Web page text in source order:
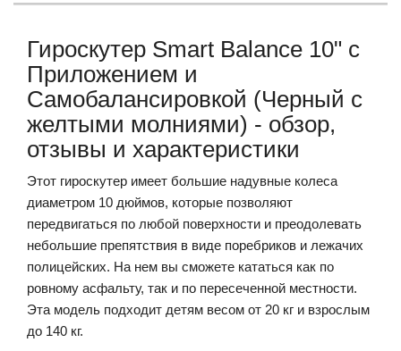
Гироскутер Smart Balance 10" c
Приложением и
Самобалансировкой (Черный с
желтыми молниями) - обзор,
отзывы и характеристики
Этот гироскутер имеет большие надувные колеса
диаметром 10 дюймов, которые позволяют
передвигаться по любой поверхности и преодолевать
небольшие препятствия в виде поребриков и лежачих
полицейских. На нем вы сможете кататься как по
ровному асфальту, так и по пересеченной местности.
Эта модель подходит детям весом от 20 кг и взрослым
до 140 кг.